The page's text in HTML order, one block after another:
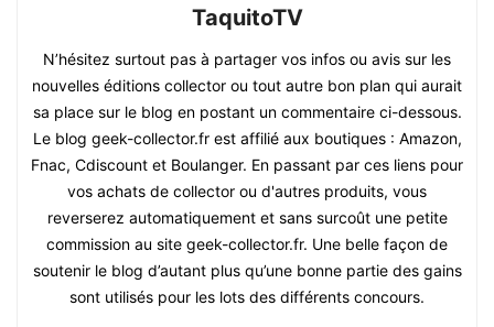
TaquitoTV
N’hésitez surtout pas à partager vos infos ou avis sur les
nouvelles éditions collector ou tout autre bon plan qui aurait
sa place sur le blog en postant un commentaire ci-dessous.
Le blog geek-collector.fr est affilié aux boutiques : Amazon,
Fnac, Cdiscount et Boulanger. En passant par ces liens pour
vos achats de collector ou d'autres produits, vous
reverserez automatiquement et sans surcoût une petite
commission au site geek-collector.fr. Une belle façon de
soutenir le blog d’autant plus qu’une bonne partie des gains
sont utilisés pour les lots des différents concours.